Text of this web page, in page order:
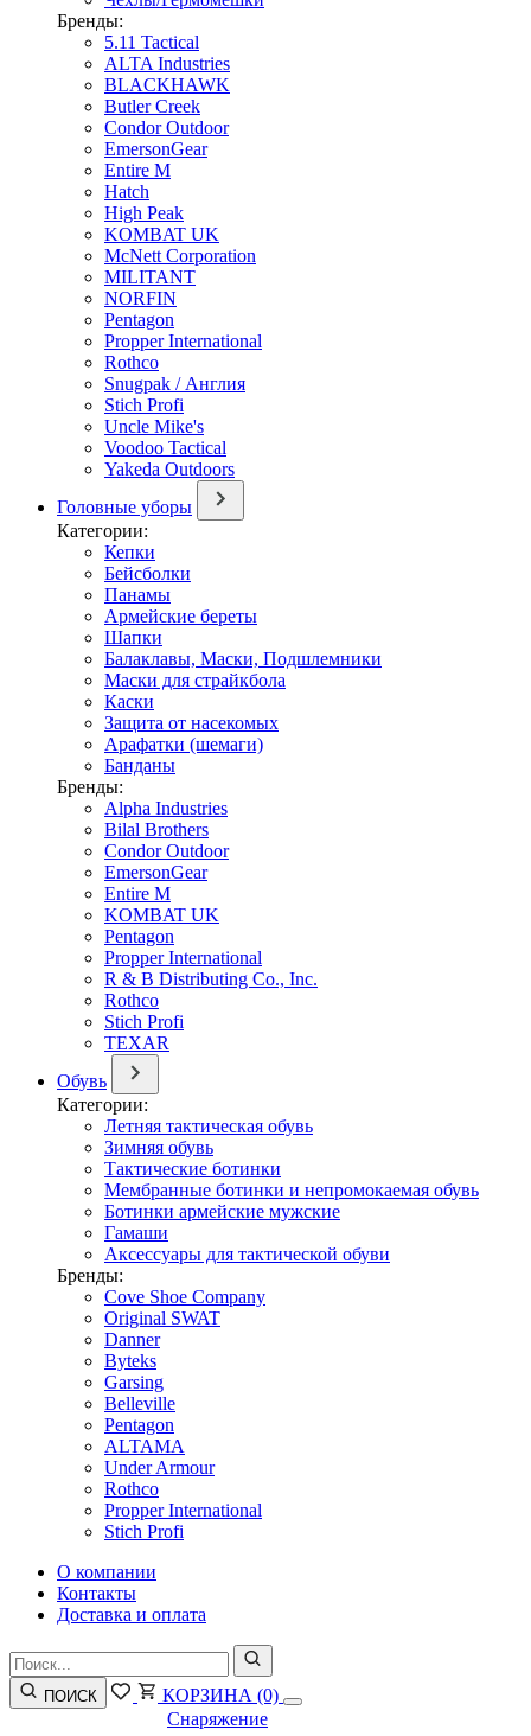
Бренды:
5.11 Tactical
ALTA Industries
BLACKHAWK
Butler Creek
Condor Outdoor
EmersonGear
Entire M
Hatch
High Peak
KOMBAT UK
McNett Corporation
MILITANT
NORFIN
Pentagon
Propper International
Rothco
Snugpak / Англия
Stich Profi
Uncle Mike's
Voodoo Tactical
Yakeda Outdoors
Головные уборы
Категории:
Кепки
Бейсболки
Панамы
Армейские береты
Шапки
Балаклавы, Маски, Подшлемники
Маски для страйкбола
Каски
Защита от насекомых
Арафатки (шемаги)
Банданы
Бренды:
Alpha Industries
Bilal Brothers
Condor Outdoor
EmersonGear
Entire M
KOMBAT UK
Pentagon
Propper International
R & B Distributing Co., Inc.
Rothco
Stich Profi
TEXAR
Обувь
Категории:
Летняя тактическая обувь
Зимняя обувь
Тактические ботинки
Мембранные ботинки и непромокаемая обувь
Ботинки армейские мужские
Гамаши
Аксессуары для тактической обуви
Бренды:
Cove Shoe Company
Original SWAT
Danner
Byteks
Garsing
Belleville
Pentagon
ALTAMA
Under Armour
Rothco
Propper International
Stich Profi
О компании
Контакты
Доставка и оплата
ПОИСК КОРЗИНА (0)
Снаряжение